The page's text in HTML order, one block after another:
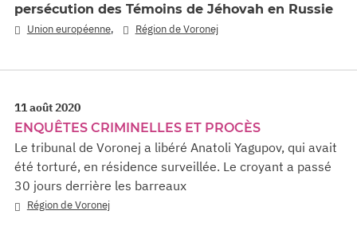
persécution des Témoins de Jéhovah en Russie
Union européenne, Région de Voronej
11 août 2020
ENQUÊTES CRIMINELLES ET PROCÈS
Le tribunal de Voronej a libéré Anatoli Yagupov, qui avait
été torturé, en résidence surveillée. Le croyant a passé
30 jours derrière les barreaux
Région de Voronej